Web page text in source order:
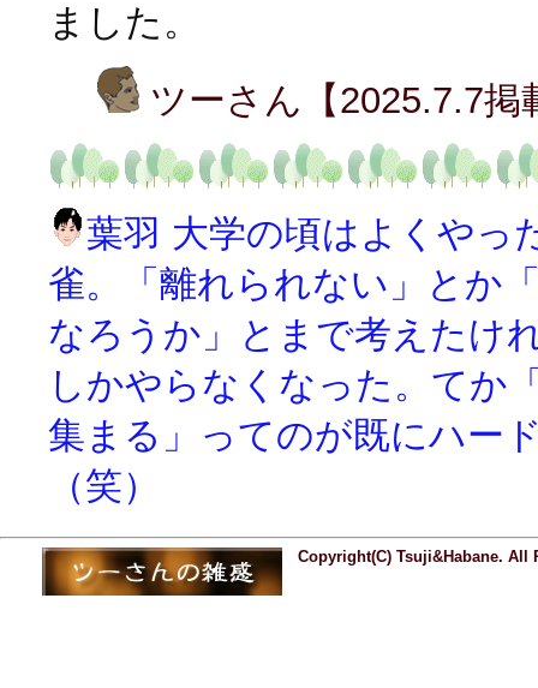
ました。
ツーさん【2025.7.7掲
葉羽 大学の頃はよくやっ
雀。「離れられない」とか
なろうか」とまで考えたけ
しかやらなくなった。てか
集まる」ってのが既にハー
（笑）
Copyright(C) Tsuji&Habane. All